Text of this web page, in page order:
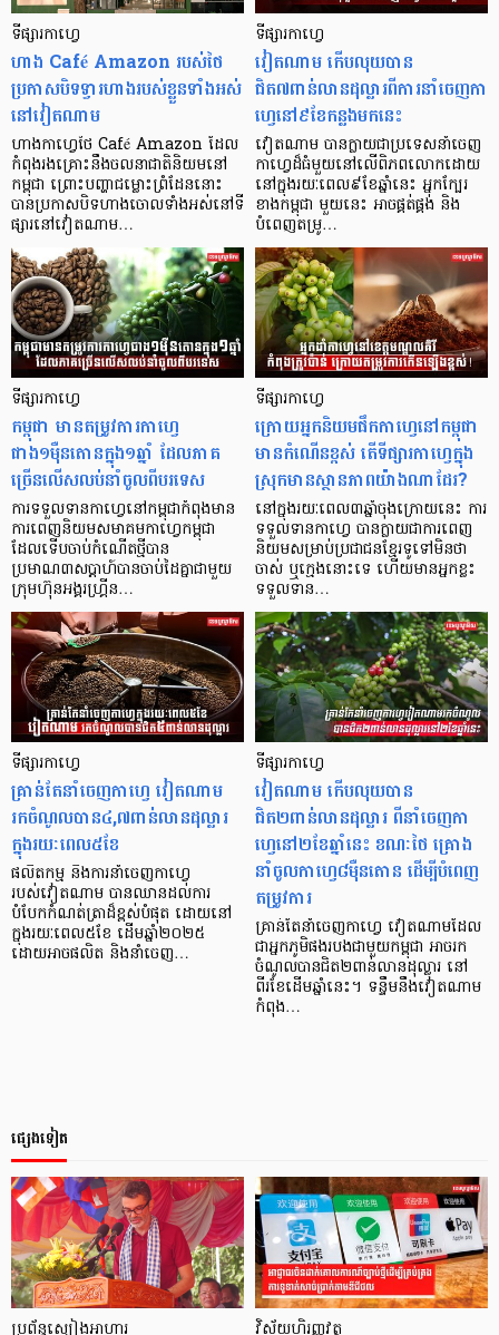
ទីផ្សារកាហ្វេ
ហាង Café Amazon របស់ថៃ
ប្រកាសបិទទ្វារហាងរបស់ខ្លួនទាំងអស់
នៅវៀតណាម
ហាងកាហ្វេថៃ Café Amazon ដែល
កំពុងរងគ្រោះនឹងចលនាជាតិនិយមនៅ
កម្ពុជា ព្រោះបញ្ហាជម្លោះព្រំដែននោះ
បានប្រកាសបិទហាងចោលទាំងអស់នៅទី
ផ្សារនៅវៀតណាម…
ទីផ្សារកាហ្វេ
វៀតណាម កើបលុយបាន
ជិត៧ពាន់លានដុល្លារពីការនាំចេញកា
ហ្វេនៅ៩ខែកន្លងមកនេះ
វៀតណាម បានក្លាយជាប្រទេសនាំចេញ
កាហ្វេដ៏ធំមួយនៅលើពិភពលោកដោយ
នៅក្នុងរយៈពេល៩ខែឆ្នាំនេះ អ្នកក្បែរ
ខាងកម្ពុជា មួយនេះ អាចផ្គត់ផ្គង់ និង
បំពេញតម្រូ…
ទីផ្សារកាហ្វេ
កម្ពុជា មានតម្រូវការកាហ្វេ
ជាង១ម៉ឺនតោនក្នុង១ឆ្នាំ ដែលភាគ
ច្រើនលើសលប់នាំចូលពីបរទេស
ការទទួលទានកាហ្វេនៅកម្ពុជាកំពុងមាន
ការពេញនិយមសមាគមកាហ្វេកម្ពុជា
ដែលទើបចាប់កំណើតថ្មីបាន
ប្រមាណ៣សប្តាហ៍បានចាប់ដៃគ្នាជាមួយ
ក្រុមហ៊ុនអង្គរហ្រ្គីន…
ទីផ្សារកាហ្វេ
ក្រោយអ្នកនិយមផឹកកាហ្វេនៅកម្ពុជា
មានកំណើនខ្ពស់ តើទីផ្សារកាហ្វេក្នុង
ស្រុកមានស្ថានភាពយ៉ាងណាដែរ?
នៅក្នុងរយៈពេល៣ឆ្នាំចុងក្រោយនេះ ការ
ទទួលទានកាហ្វេ បានក្លាយជាការពេញ
និយមសម្រាប់ប្រជាជនខ្មែរទូទៅមិនថា
ចាស់ ឬក្មេងនោះទេ ហើយមានអ្នកខ្លះ
ទទួលទាន…
ទីផ្សារកាហ្វេ
គ្រាន់តែនាំចេញកាហ្វេ វៀតណាម
រកចំណូលបាន៤,៧ពាន់លានដុល្លារ
ក្នុងរយៈពេល៥ខែ
ផលិតកម្ម និងការនាំចេញកាហ្វេ
របស់វៀតណាម បានឈានដល់ការ
បំបែកកំណត់ត្រាដ៏ខ្ពស់បំផុត ដោយនៅ
ក្នុងរយៈពេល៥ខែ ដើមឆ្នាំ២០២៥
ដោយអាចផលិត និងនាំចេញ…
ទីផ្សារកាហ្វេ
វៀតណាម កើបលុយបាន
ជិត២ពាន់លានដុល្លារ ពីនាំចេញកា
ហ្វេនៅ២ខែឆ្នាំនេះ ខណៈថៃ គ្រោង
នាំចូលកាហ្វេ៨ម៉ឺនតោន ដើម្បីបំពេញ
តម្រូវការ
គ្រាន់តែនាំចេញកាហ្វេ វៀតណាមដែល
ជាអ្នកភូមិផងរបងជាមួយកម្ពុជា អាចរក
ចំណូលបានជិត២ពាន់លានដុល្លារ នៅ
ពីរខែដើមឆ្នាំនេះ។ ទន្ទឹមនឹងវៀតណាម
កំពុង…
ផ្សេងទៀត
ប្រព័ន្ធស្បៀងអាហារ វិស័យហិរញ្ញវត្ថុ